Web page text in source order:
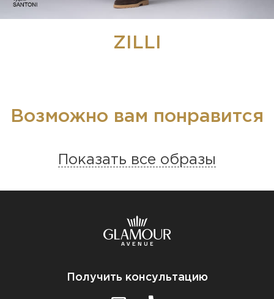
ZILLI
Возможно вам понравится
Показать все образы
Получить консультацию